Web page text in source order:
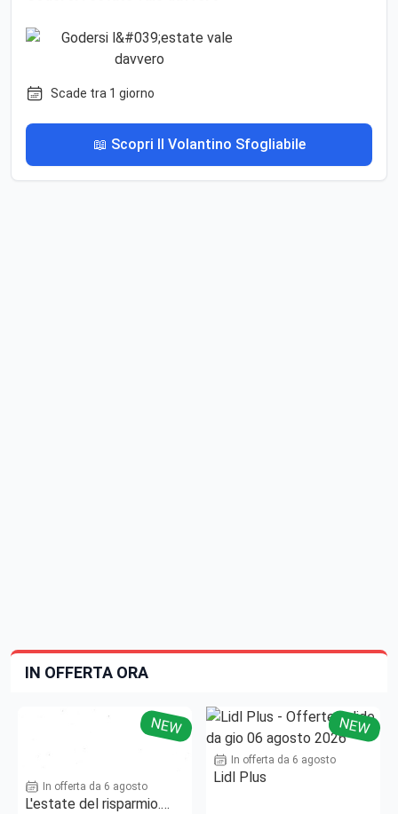
Scade tra 1 giorno
📖 Scopri Il Volantino Sfogliabile
IN OFFERTA ORA
NEW
In offerta da 6 agosto
L'estate del risparmio.
NEW
In offerta da 6 agosto
Lidl Plus